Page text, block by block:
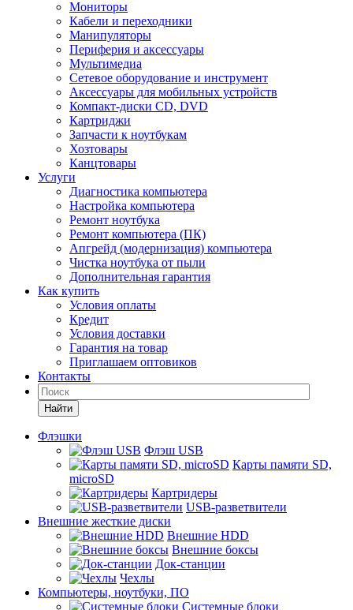
Мониторы
Кабели и переходники
Манипуляторы
Периферия и аксессуары
Мультимедиа
Сетевое оборудование и инструмент
Аксессуары для мобильных устройств
Компакт-диски CD, DVD
Картриджи
Запчасти к ноутбукам
Хозтовары
Канцтовары
Услуги
Диагностика компьютера
Настройка компьютера
Ремонт ноутбука
Ремонт компьютера (ПК)
Апгрейд (модернизация) компьютера
Чистка ноутбука от пыли
Дополнительная гарантия
Как купить
Условия оплаты
Кредит
Условия доставки
Гарантия на товар
Приглашаем оптовиков
Контакты
Найти
Флэшки
Флэш USB
Карты памяти SD,
microSD
Картридеры
USB-разветвители
Внешние жесткие диски
Внешние HDD
Внешние боксы
Док-станции
Чехлы
Компьютеры, ноутбуки, ПО
Системные блоки